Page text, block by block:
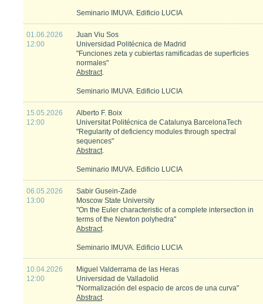
Seminario IMUVA. Edificio LUCIA
01.06.2026
12:00
Juan Viu Sos
Universidad Politécnica de Madrid
"Funciones zeta y cubiertas ramificadas de superficies
normales"
Abstract.
Seminario IMUVA. Edificio LUCIA
15.05.2026
12:00
Alberto F. Boix
Universitat Politécnica de Catalunya BarcelonaTech
"Regularity of deficiency modules through spectral
sequences"
Abstract.
Seminario IMUVA. Edificio LUCIA
06.05.2026
13:00
Sabir Gusein-Zade
Moscow State University
"On the Euler characteristic of a complete intersection in
terms of the Newton polyhedra"
Abstract.
Seminario IMUVA. Edificio LUCIA
10.04.2026
12:00
Miguel Valderrama de las Heras
Universidad de Valladolid
"Normalización del espacio de arcos de una curva"
Abstract.